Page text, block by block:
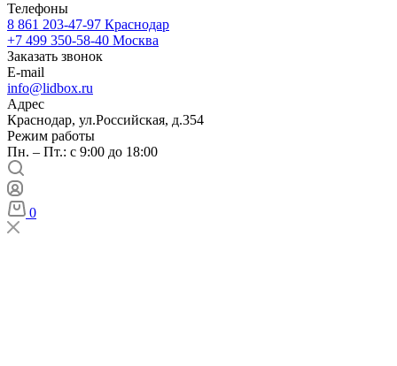
Телефоны
8 861 203-47-97 Краснодар
+7 499 350-58-40 Москва
Заказать звонок
E-mail
info@lidbox.ru
Адрес
Краснодар, ул.Российская, д.354
Режим работы
Пн. – Пт.: с 9:00 до 18:00
0